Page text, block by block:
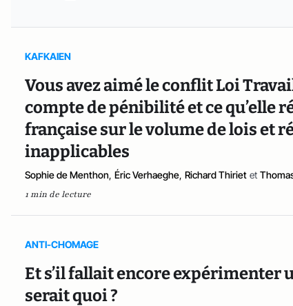
KAFKAIEN
Vous avez aimé le conflit Loi
compte de pénibilité et ce qu’elle
française sur le volume de lois et
inapplicables
Sophie de Menthon, Éric Verhaeghe, Richard Thiriet et
1 min de lecture
ANTI-CHOMAGE
Et s’il fallait encore expérimenter
serait quoi ?